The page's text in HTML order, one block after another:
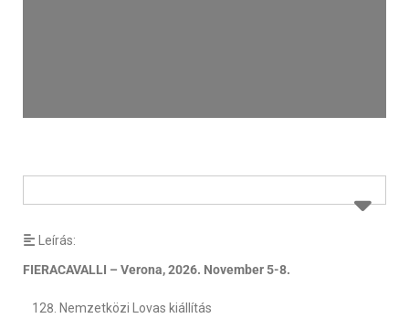
Leírás:
FIERACAVALLI – Verona, 2026. November 5-8.
Nemzetközi Lovas kiállítás